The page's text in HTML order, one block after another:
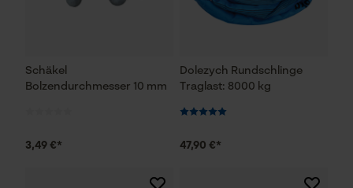
Schäkel
Bolzendurchmesser 10 mm
3,49 €*
Dolezych Rundschlinge
Traglast: 8000 kg
47,90 €*
Personalisierte Startseite
Geo-IP und User Detection
YouTube-Videos